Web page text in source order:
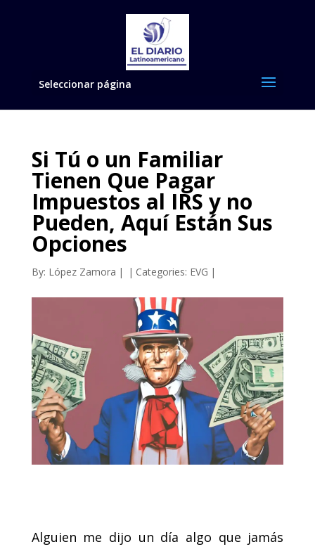
Seleccionar página
Si Tú o un Familiar
Tienen Que Pagar
Impuestos al IRS y no
Pueden, Aquí Están Sus
Opciones
By: López Zamora | | Categories: EVG |
Alguien me dijo un día algo que jamás